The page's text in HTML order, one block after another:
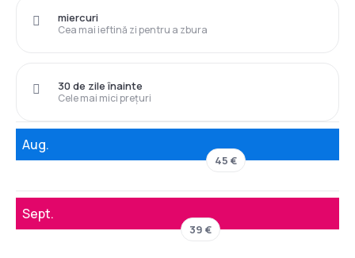
Cea mai ieftină zi pentru a zbura
miercuri
Cele mai mici prețuri
30 de zile înainte
Aug.
45 €
Sept.
39 €